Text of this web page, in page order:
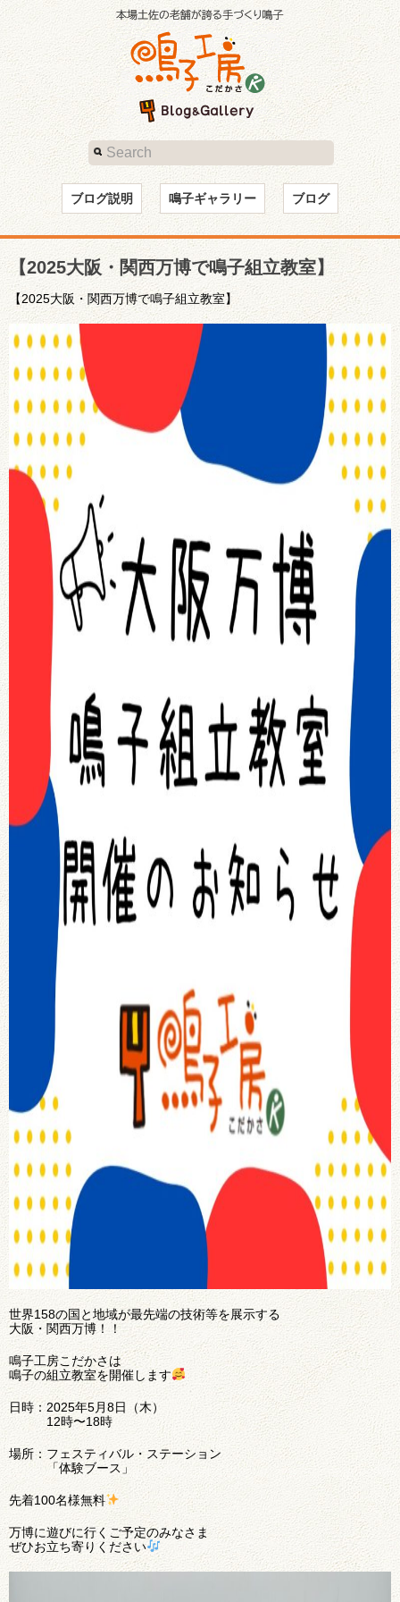
ブログ説明 鳴子ギャラリー ブログ
【2025大阪・関西万博で鳴子組立教室】
【2025大阪・関西万博で鳴子組立教室】
世界158の国と地域が最先端の技術等を展示する
大阪・関西万博！！
鳴子工房こだかさは
鳴子の組立教室を開催します
日時：2025年5月8日（木）
12時〜18時
場所：フェスティバル・ステーション
「体験ブース」
先着100名様無料
万博に遊びに行くご予定のみなさま
ぜひお立ち寄りください